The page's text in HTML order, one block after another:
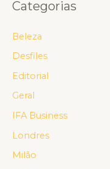
Categorias
Beleza
Desfiles
Editorial
Geral
IFA Business
Londres
Milão